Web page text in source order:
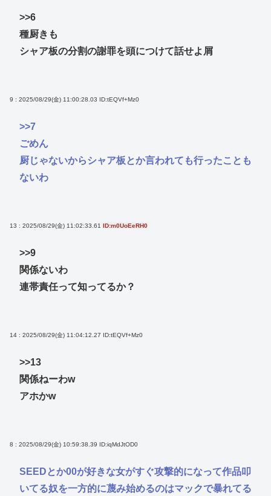
>>6
種厨きも
シャア板の分割の謝罪を頭につけて話せよ屑
9 : 2025/08/29(金) 11:00:28.03 ID:tEQVf+Mz0
>>7
ごめん
厨じゃないからシャア板とか言われても行ったことも
ないわ
13 : 2025/08/29(金) 11:02:33.61 ID:m0UoEeRH0
>>9
関係ないわ
連帯責任って知ってるか？
14 : 2025/08/29(金) 11:04:12.27 ID:tEQVf+Mz0
>>13
関係ねーわw
アホかw
8 : 2025/08/29(金) 10:59:38.39 ID:iqMdJtOD0
SEEDとか00が好きな女がすぐ攻撃的になって作品叩
いてる奴を一方的に蔑み始めるのはマックで暴れてる